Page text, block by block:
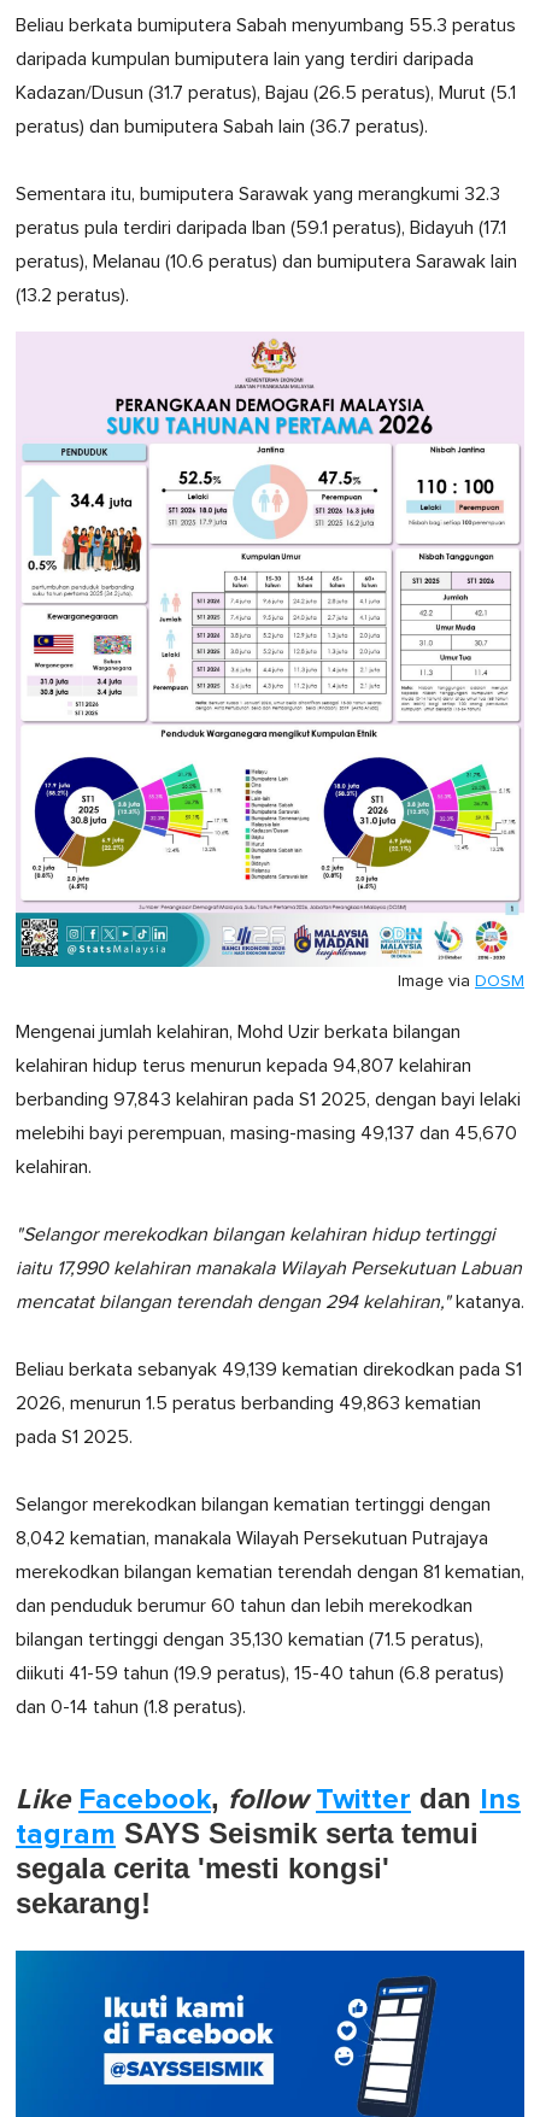
Beliau berkata bumiputera Sabah menyumbang 55.3 peratus
daripada kumpulan bumiputera lain yang terdiri daripada
Kadazan/Dusun (31.7 peratus), Bajau (26.5 peratus), Murut (5.1
peratus) dan bumiputera Sabah lain (36.7 peratus).
Sementara itu, bumiputera Sarawak yang merangkumi 32.3
peratus pula terdiri daripada Iban (59.1 peratus), Bidayuh (17.1
peratus), Melanau (10.6 peratus) dan bumiputera Sarawak lain
(13.2 peratus).
Image via DOSM
Mengenai jumlah kelahiran, Mohd Uzir berkata bilangan
kelahiran hidup terus menurun kepada 94,807 kelahiran
berbanding 97,843 kelahiran pada S1 2025, dengan bayi lelaki
melebihi bayi perempuan, masing-masing 49,137 dan 45,670
kelahiran.
"Selangor merekodkan bilangan kelahiran hidup tertinggi
iaitu 17,990 kelahiran manakala Wilayah Persekutuan Labuan
mencatat bilangan terendah dengan 294 kelahiran,"katanya.
Beliau berkata sebanyak 49,139 kematian direkodkan pada S1
2026, menurun 1.5 peratus berbanding 49,863 kematian
pada S1 2025.
Selangor merekodkan bilangan kematian tertinggi dengan
8,042 kematian, manakala Wilayah Persekutuan Putrajaya
merekodkan bilangan kematian terendah dengan 81 kematian,
dan penduduk berumur 60 tahun dan lebih merekodkan
bilangan tertinggi dengan 35,130 kematian (71.5 peratus),
diikuti 41-59 tahun (19.9 peratus), 15-40 tahun (6.8 peratus)
dan 0-14 tahun (1.8 peratus).
Like Facebook, follow Twitter dan Ins
tagram SAYS Seismik serta temui
segala cerita 'mesti kongsi'
sekarang!